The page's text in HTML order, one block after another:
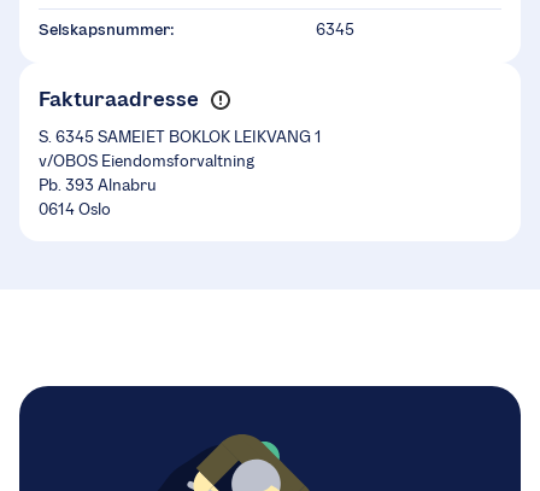
Selskapsnummer: 6345
Fakturaadresse
S. 6345 SAMEIET BOKLOK LEIKVANG 1
v/OBOS Eiendomsforvaltning
Pb. 393 Alnabru
0614 Oslo